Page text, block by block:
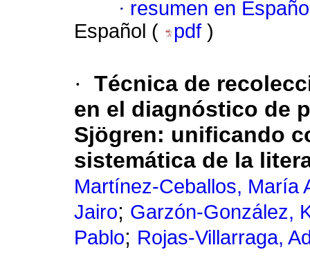
· resumen en
Español (
pdf )
· Técnica de
en el diagnóstico de
Sjögren: unificando
sistemática de la
Martínez-Ceballos, María
Jairo; Garzón-González,
Pablo; Rojas-Villarraga,